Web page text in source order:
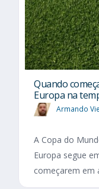
Quando
Europa na
Armando
A Copa do
Europa segue
começarem em